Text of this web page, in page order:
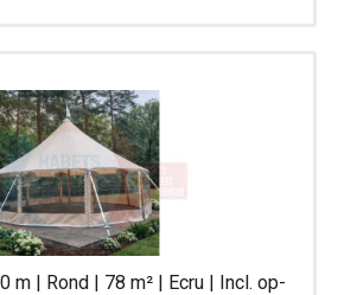
m | Rond | 78 m² | Ecru | Incl. op-